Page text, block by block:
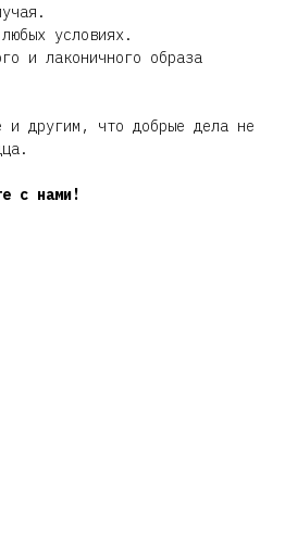
условиях.
и лаконичного образа
и другим, что добрые дела не
с нами!